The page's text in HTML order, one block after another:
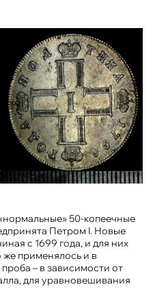
50-копеечные
Петром I. Новые
с 1699 года, и для них
применялось и в
– в зависимости от
для уравновешивания